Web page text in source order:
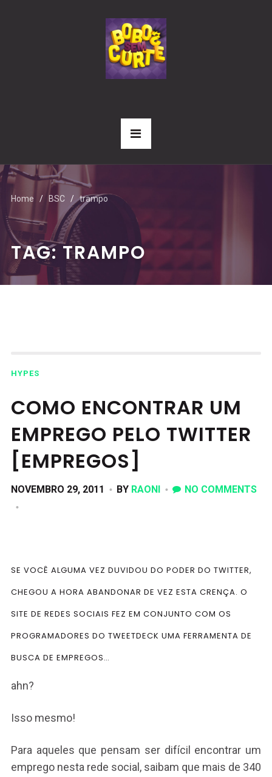
Home BSC trampo
TAG: TRAMPO
HYPES
COMO ENCONTRAR UM
EMPREGO PELO TWITTER
[EMPREGOS]
NOVEMBRO 29, 2011 BY RAONI NO COMMENTS
SE VOCÊ ALGUMA VEZ DUVIDOU DO PODER DO TWITTER,
CHEGOU A HORA ABANDONAR DE VEZ ESTA CRENÇA. O
SITE DE REDES SOCIAIS FEZ EM CONJUNTO COM OS
PROGRAMADORES DO TWEETDECK UMA FERRAMENTA DE
BUSCA DE EMPREGOS…
ahn?
Isso mesmo!
Para aqueles que pensam ser difícil encontrar um
emprego nesta rede social, saibam que mais de 340